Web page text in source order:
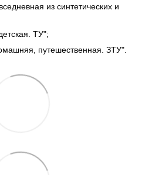
из синтетических и
ТУ";
путешественная. ЗТУ".